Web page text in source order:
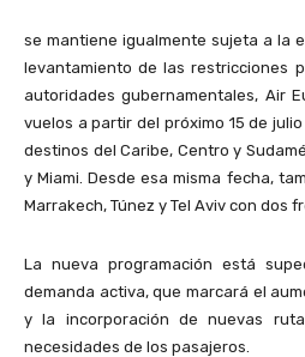
se mantiene igualmente sujeta a la
levantamiento de las restricciones
autoridades gubernamentales, Air
vuelos a partir del próximo 15 de
destinos del Caribe, Centro y
y Miami. Desde esa misma fecha,
Marrakech, Túnez y Tel Aviv con dos
La nueva programación está
demanda activa, que marcará el
y la incorporación de nuevas
necesidades de los pasajeros.